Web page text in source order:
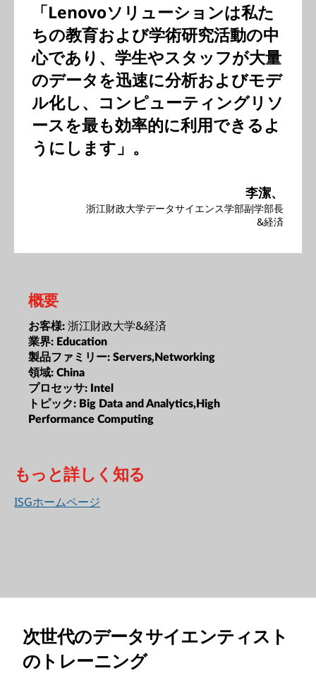
「Lenovoソリューションは私た
ちの教育および学術研究活動の中
心であり、学生やスタッフが大量
のデータを迅速に分析およびモデ
ル化し、コンピューティングリソ
ースを最も効率的に利用できるよ
うにします」。
李潔、
浙江財政大学データサイエンス学部副学部長
&経済
概要
お客様: 浙江財政大学&経済
業界: Education
製品ファミリー: Servers,Networking
領域: China
プロセッサ: Intel
トピック: Big Data and Analytics,High
Performance Computing
もっと詳しく知る
ISGホームページ
次世代のデータサイエンティスト
のトレーニング